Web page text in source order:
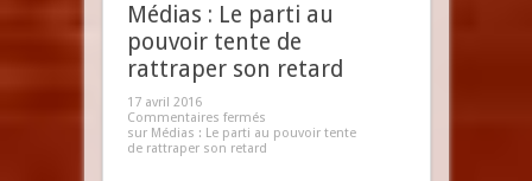
Médias : Le parti au
pouvoir tente de
rattraper son retard
17 avril 2016
Commentaires fermés
sur Médias : Le parti au pouvoir tente
de rattraper son retard